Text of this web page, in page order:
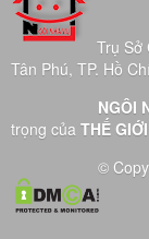
Trụ Sở
Tân Phú, TP. Hồ
NGÔI
trọng của THẾ
© Copyright